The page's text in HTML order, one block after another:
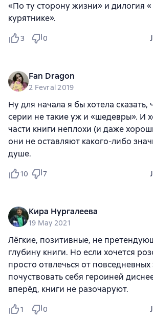
«По ту сторону жизни» и дилогия «
курятнике».
3 0
Fan Dragon
2 Fevral 2019
Ну для начала я бы хотела сказать,
серии не такие уж и «шедевры». И
части книги неплохи (и даже
они не оставляют какого-либо
душе.
10 7
Кира Нургалеева
19 May 2021
Лёгкие, позитивные, не
глубину книги. Но если хочется
просто отвлечься от повседневных
почуствовать себя героиней
вперёд, книги не разочаруют.
1 0